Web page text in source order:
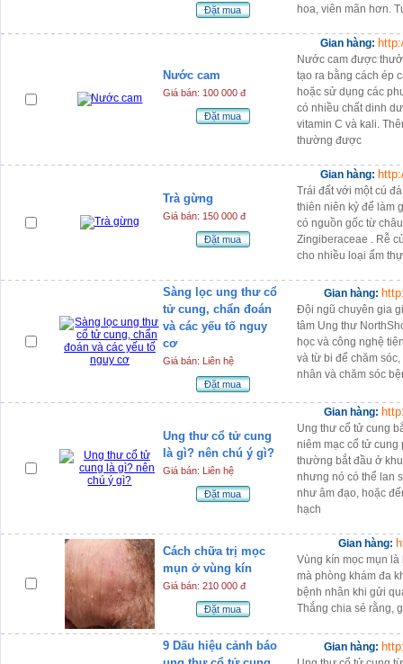
Đặt mua
hoa, viên mãn hơn.
Nước cam
Giá bán: 100 000 đ
Đặt mua
Gian hàng:
Nước cam được
tạo ra bằng cách ép
hoặc sử dụng các
có nhiều chất dinh
vitamin C và kali.
thường được
Trà gừng
Giá bán: 150 000 đ
Đặt mua
Gian hàng:
Trái đất với một cú
thiên niên kỷ để làm
có nguồn gốc từ
Zingiberaceae . Rễ
cho nhiều loại ẩm
Sàng lọc ung thư cổ
tử cung, chẩn đoán
và các yếu tố nguy
cơ
Giá bán: Liên hệ
Đặt mua
Gian hàng:
Đội ngũ chuyên gia
tâm Ung thư
học và công nghệ
và từ bi để chăm
nhân và chăm sóc
Ung thư cổ tử cung
là gì? nên chú ý gì?
Giá bán: Liên hệ
Đặt mua
Gian hàng:
Ung thư cổ tử cung
niêm mạc cổ tử cung
thường bắt đầu ở
nhưng nó có thể lan
như âm đạo, hoặc
hạch
Cách chữa trị mọc
mụn ở vùng kín
Giá bán: 210 000 đ
Đặt mua
Gian hàng:
Vùng kín mọc mụn
mà phòng khám đa
bệnh nhân khi gửi
Thắng chia sẻ rằng,
9 Dấu hiệu cảnh báo
Gian hàng: